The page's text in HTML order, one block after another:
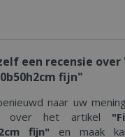
een recensie
fijn"
naar uw
over het artikel
fijn" en maak